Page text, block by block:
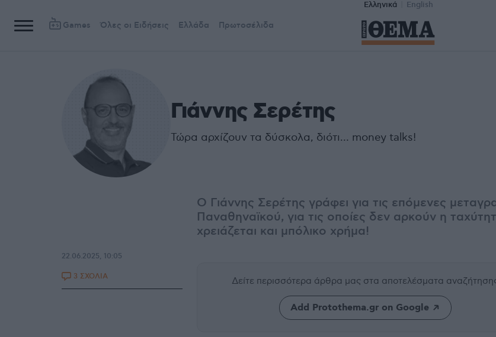
Ελληνικά English
Games Όλες οι Ειδήσεις Ελλάδα Πρωτοσέλιδα
Γιάννης Σερέτης
Τώρα αρχίζουν τα δύσκολα, διότι… money talks!
Ο Γιάννης Σερέτης γράφει για τις επόμενες
Παναθηναϊκού, για τις οποίες δεν αρκούν η
χρειάζεται και μπόλικο χρήμα!
Δείτε περισσότερα άρθρα μας στα αποτελέσματα
Add Protothema.gr on Google
22.06.2025, 10:05
3 ΣΧΟΛΙΑ